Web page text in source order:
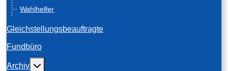
Wahlhelfer
Gleichstellungsbeauftragte
Fundbüro
Archiv Weitere Informationen: Archiv